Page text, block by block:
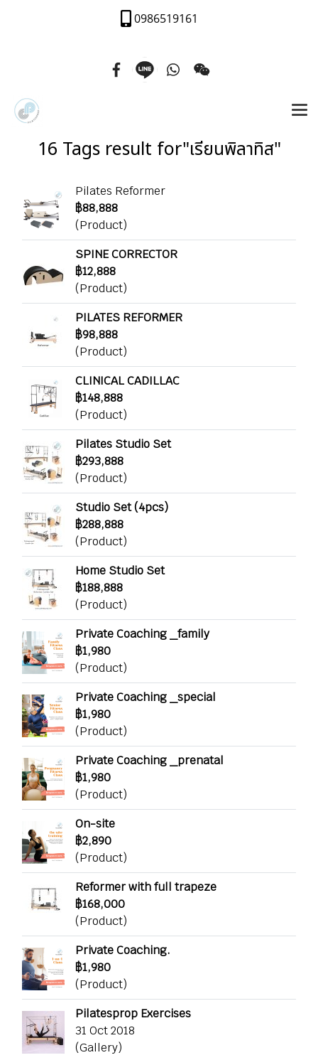
0986519161
16 Tags result for"เรียนพิลาทิส"
Pilates Reformer
฿88,888
(Product)
SPINE CORRECTOR
฿12,888
(Product)
PILATES REFORMER
฿98,888
(Product)
CLINICAL CADILLAC
฿148,888
(Product)
Pilates Studio Set
฿293,888
(Product)
Studio Set (4pcs)
฿288,888
(Product)
Home Studio Set
฿188,888
(Product)
Private Coaching _family
฿1,980
(Product)
Private Coaching _special
฿1,980
(Product)
Private Coaching _prenatal
฿1,980
(Product)
On-site
฿2,890
(Product)
Reformer with full trapeze
฿168,000
(Product)
Private Coaching.
฿1,980
(Product)
Pilatesprop Exercises
31 Oct 2018
(Gallery)